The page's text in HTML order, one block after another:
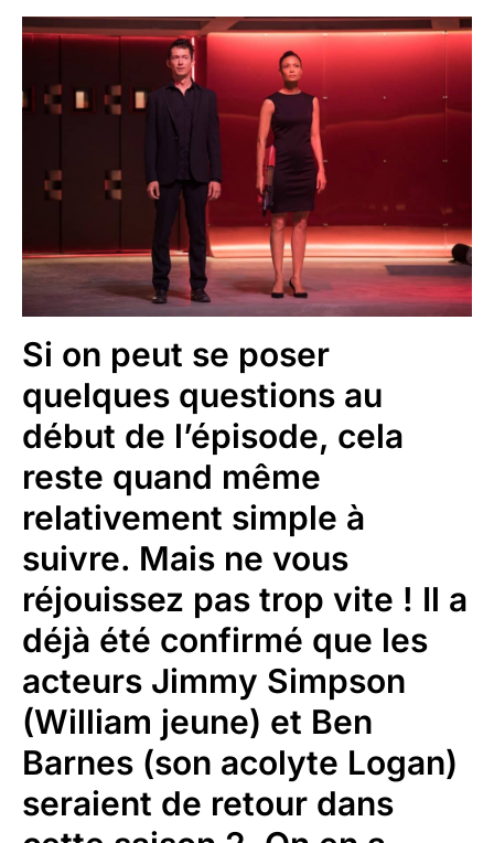
Si on peut se poser
quelques questions au
début de l’épisode, cela
reste quand même
relativement simple à
suivre. Mais ne vous
réjouissez pas trop vite ! Il a
déjà été confirmé que les
acteurs Jimmy Simpson
(William jeune) et Ben
Barnes (son acolyte Logan)
seraient de retour dans